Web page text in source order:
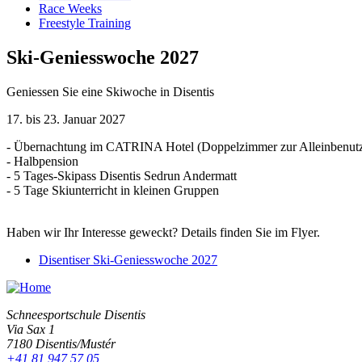
Race Weeks
Freestyle Training
Ski-Geniesswoche 2027
Geniessen Sie eine Skiwoche in Disentis
17. bis 23. Januar 2027
- Übernachtung im CATRINA Hotel (Doppelzimmer zur
- Halbpension
- 5 Tages-Skipass Disentis Sedrun Andermatt
- 5 Tage Skiunterricht in kleinen Gruppen
Haben wir Ihr Interesse geweckt? Details finden Sie im Flyer.
Disentiser Ski-Geniesswoche 2027
Schneesportschule Disentis
Via Sax 1
7180 Disentis/Mustér
+41 81 947 57 05